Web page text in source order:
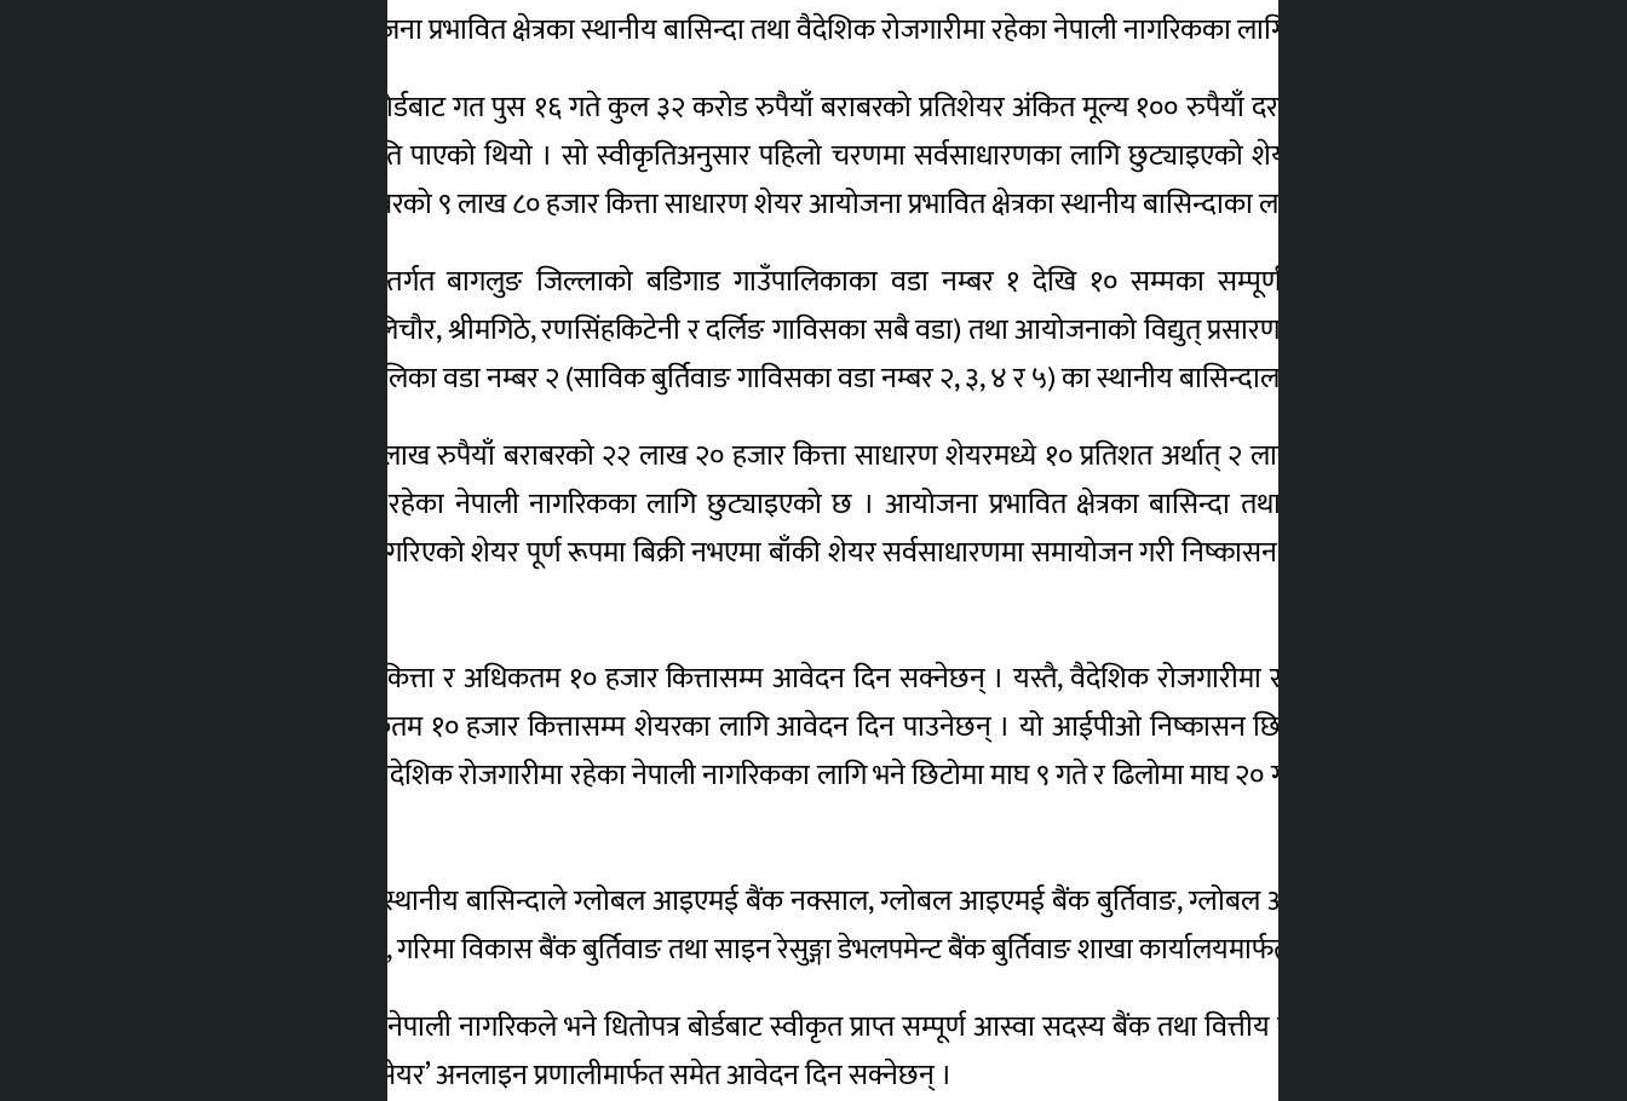
पहिलो चरणअन्तर्गत आयोजना प्रभावित क्षेत्रका स्थानीय बासिन्दा तथा वैदेशिक रोजगारीमा रहेका नेपाली नागरिकका लागि आईपीओ जारी गरेको हो ।
कम्पनीले नेपाल धितोपत्र बोर्डबाट गत पुस १६ गते कुल ३२ करोड रुपैयाँ बराबरको प्रतिशेयर अंकित मूल्य १०० रुपैयाँ दरका ३२ लाख कित्ता साधारण
शेयर निष्कासन गर्न अनुमति पाएको थियो । सो स्वीकृतिअनुसार पहिलो चरणमा सर्वसाधारणका लागि छुट्याइएको शेयरमध्ये १० प्रतिशत अर्थात् ९
करोड ८० लाख रुपैयाँ बराबरको ९ लाख ८० हजार कित्ता साधारण शेयर आयोजना प्रभावित क्षेत्रका स्थानीय बासिन्दाका लागि निष्कासन गरिएको छ ।
आयोजना प्रभावित क्षेत्रअन्तर्गत बागलुङ जिल्लाको बडिगाड गाउँपालिकाका वडा नम्बर १ देखि १० सम्मका सम्पूर्ण वडा (साविक दगातुन्डाँडा,
सीसाखानी, जलजला, ग्वालिचौर, श्रीमगिठे, रणसिंहकिटेनी र दर्लिङ गाविसका सबै वडा) तथा आयोजनाको विद्युत् प्रसारण लाइनबाट प्रभावित बागलुङ
जिल्लाकै ढोरपाटन नगरपालिका वडा नम्बर २ (साविक बुर्तिवाङ गाविसका वडा नम्बर २, ३, ४ र ५) का स्थानीय बासिन्दालाई शेयर बिक्री गरिनेछ ।
यस्तै, बाँकी २२ करोड २० लाख रुपैयाँ बराबरको २२ लाख २० हजार कित्ता साधारण शेयरमध्ये १० प्रतिशत अर्थात् २ लाख २२ हजार कित्ता साधारण
शेयर वैदेशिक रोजगारीमा रहेका नेपाली नागरिकका लागि छुट्याइएको छ । आयोजना प्रभावित क्षेत्रका बासिन्दा तथा वैदेशिक रोजगारीमा रहेका
नेपालीका लागि निष्कासन गरिएको शेयर पूर्ण रूपमा बिक्री नभएमा बाँकी शेयर सर्वसाधारणमा समायोजन गरी निष्कासन गरिने कम्पनीले जनाएको छ
लगानीकर्ताले न्यूनतम १० कित्ता र अधिकतम १० हजार कित्तासम्म आवेदन दिन सक्नेछन् । यस्तै, वैदेशिक रोजगारीमा रहेका नेपाली नागरिकले पनि
न्यूनतम १० कित्ता र अधिकतम १० हजार कित्तासम्म शेयरका लागि आवेदन दिन पाउनेछन् । यो आईपीओ निष्कासन छिटोमा माघ २० गते र ढिलोमा
फागुन ८ गते बन्द हुनेछ । वैदेशिक रोजगारीमा रहेका नेपाली नागरिकका लागि भने छिटोमा माघ ९ गते र ढिलोमा माघ २० गते आवेदन बन्द हुने तालिका
आयोजना प्रभावित क्षेत्रका स्थानीय बासिन्दाले ग्लोबल आइएमई बैंक नक्साल, ग्लोबल आइएमई बैंक बुर्तिवाङ, ग्लोबल आइएमई बैंक बागलुङ बजार,
प्रभु बैंक ग्वालीचौर बागलुङ, गरिमा विकास बैंक बुर्तिवाङ तथा साइन रेसुङ्गा डेभलपमेन्ट बैंक बुर्तिवाङ शाखा कार्यालयमार्फत आवेदन दिन सक्नेछन ।
वैदेशिक रोजगारीमा रहेका नेपाली नागरिकले भने धितोपत्र बोर्डबाट स्वीकृत प्राप्त सम्पूर्ण आस्वा सदस्य बैंक तथा वित्तीय संस्थाहरू, तिनका तोकिएका
शाखा कार्यालय तथा ‘मेरो सेयर’ अनलाइन प्रणालीमार्फत समेत आवेदन दिन सक्नेछन् ।